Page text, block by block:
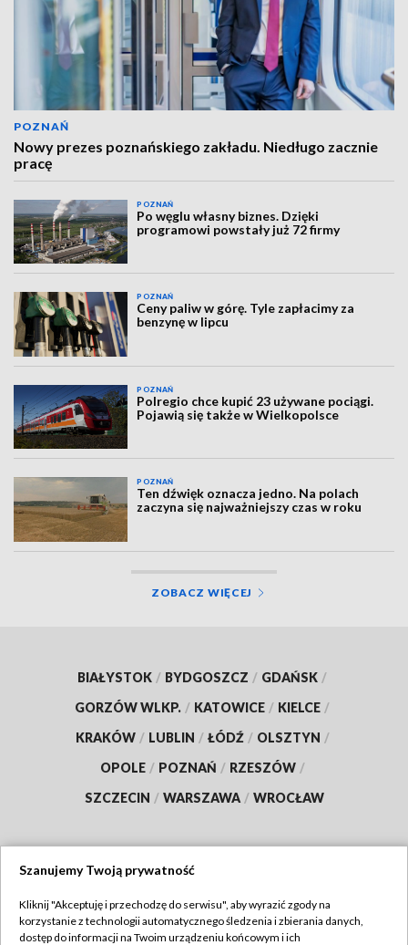
POZNAŃ
Nowy prezes poznańskiego zakładu. Niedługo zacznie
pracę
POZNAŃ
Po węglu własny biznes. Dzięki
programowi powstały już 72 firmy
POZNAŃ
Ceny paliw w górę. Tyle zapłacimy za
benzynę w lipcu
POZNAŃ
Polregio chce kupić 23 używane pociągi.
Pojawią się także w Wielkopolsce
POZNAŃ
Ten dźwięk oznacza jedno. Na polach
zaczyna się najważniejszy czas w roku
ZOBACZ WIĘCEJ
BIAŁYSTOK / BYDGOSZCZ / GDAŃSK /
GORZÓW WLKP. / KATOWICE / KIELCE /
KRAKÓW / LUBLIN / ŁÓDŹ / OLSZTYN /
OPOLE / POZNAŃ / RZESZÓW /
SZCZECIN / WARSZAWA / WROCŁAW
TVP
Szanujemy Twoją prywatność
Kliknij "Akceptuję i przechodzę do serwisu", aby wyrazić zgody na
korzystanie z technologii automatycznego śledzenia i zbierania danych,
dostęp do informacji na Twoim urządzeniu końcowym i ich